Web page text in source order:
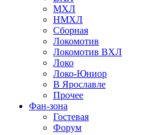
МХЛ
НМХЛ
Сборная
Локомотив
Локомотив ВХЛ
Локо
Локо-Юниор
В Ярославле
Прочее
Фан-зона
Гостевая
Форум